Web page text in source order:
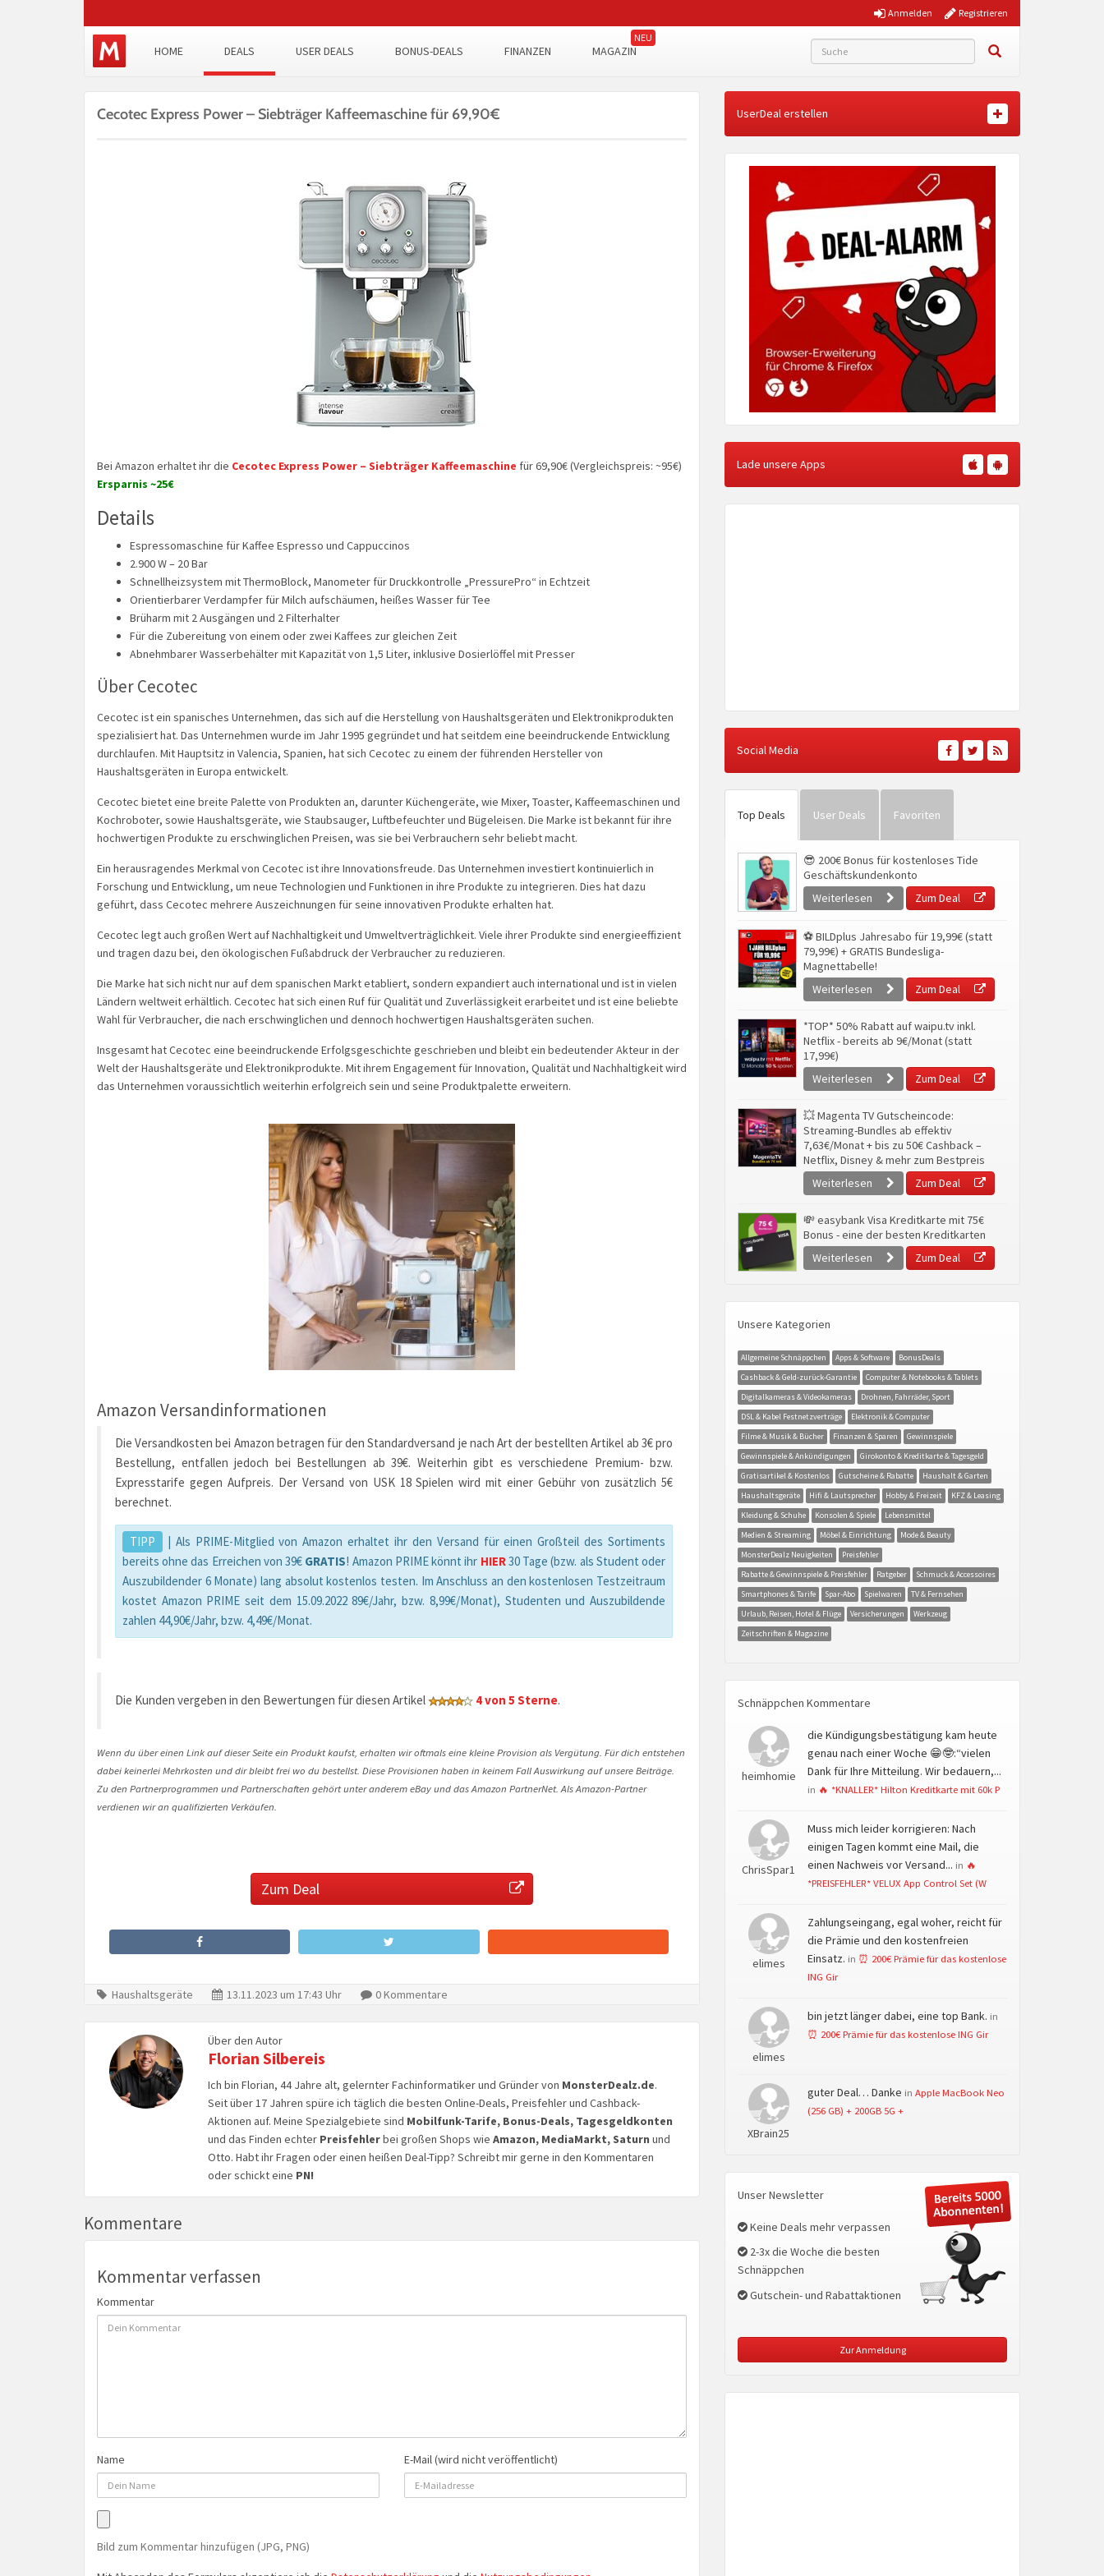
Registrieren
Anmelden
HOME DEALS USER DEALS BONUS-DEALS FINANZEN MAGAZIN
Cecotec Express Power – Siebträger Kaffeemaschine für 69,90€
Bei Amazon erhaltet ihr die Cecotec Express Power – Siebträger Kaffeemaschine für 69,90€ (Vergleichspreis: ~95€)
Ersparnis ~25€
Details
Espressomaschine für Kaffee Espresso und Cappuccinos
2.900 W – 20 Bar
Schnellheizsystem mit ThermoBlock, Manometer für Druckkontrolle „PressurePro“ in Echtzeit
Orientierbarer Verdampfer für Milch aufschäumen, heißes Wasser für Tee
Brüharm mit 2 Ausgängen und 2 Filterhalter
Für die Zubereitung von einem oder zwei Kaffees zur gleichen Zeit
Abnehmbarer Wasserbehälter mit Kapazität von 1,5 Liter, inklusive Dosierlöffel mit Presser
Über Cecotec
Cecotec ist ein spanisches Unternehmen, das sich auf die Herstellung von Haushaltsgeräten und Elektronikprodukten
spezialisiert hat. Das Unternehmen wurde im Jahr 1995 gegründet und hat seitdem eine beeindruckende Entwicklung
durchlaufen. Mit Hauptsitz in Valencia, Spanien, hat sich Cecotec zu einem der führenden Hersteller von
Haushaltsgeräten in Europa entwickelt.
Cecotec bietet eine breite Palette von Produkten an, darunter Küchengeräte, wie Mixer, Toaster, Kaffeemaschinen und
Kochroboter, sowie Haushaltsgeräte, wie Staubsauger, Luftbefeuchter und Bügeleisen. Die Marke ist bekannt für ihre
hochwertigen Produkte zu erschwinglichen Preisen, was sie bei Verbrauchern sehr beliebt macht.
Ein herausragendes Merkmal von Cecotec ist ihre Innovationsfreude. Das Unternehmen investiert kontinuierlich in
Forschung und Entwicklung, um neue Technologien und Funktionen in ihre Produkte zu integrieren. Dies hat dazu
geführt, dass Cecotec mehrere Auszeichnungen für seine innovativen Produkte erhalten hat.
Cecotec legt auch großen Wert auf Nachhaltigkeit und Umweltverträglichkeit. Viele ihrer Produkte sind energieeffizient
und tragen dazu bei, den ökologischen Fußabdruck der Verbraucher zu reduzieren.
Die Marke hat sich nicht nur auf dem spanischen Markt etabliert, sondern expandiert auch international und ist in vielen
Ländern weltweit erhältlich. Cecotec hat sich einen Ruf für Qualität und Zuverlässigkeit erarbeitet und ist eine beliebte
Wahl für Verbraucher, die nach erschwinglichen und dennoch hochwertigen Haushaltsgeräten suchen.
Insgesamt hat Cecotec eine beeindruckende Erfolgsgeschichte geschrieben und bleibt ein bedeutender Akteur in der
Welt der Haushaltsgeräte und Elektronikprodukte. Mit ihrem Engagement für Innovation, Qualität und Nachhaltigkeit wird
das Unternehmen voraussichtlich weiterhin erfolgreich sein und seine Produktpalette erweitern.
Amazon Versandinformationen
Die Versandkosten bei Amazon betragen für den Standardversand je nach Art der bestellten Artikel ab 3€ pro
Bestellung, entfallen jedoch bei Bestellungen ab 39€. Weiterhin gibt es verschiedene Premium- bzw.
Expresstarife gegen Aufpreis. Der Versand von USK 18 Spielen wird mit einer Gebühr von zusätzlich 5€
berechnet.
TIPP
| Als PRIME-Mitglied von Amazon erhaltet ihr den Versand für einen Großteil des Sortiments
bereits ohne das Erreichen von 39€ GRATIS! Amazon PRIME könnt ihr HIER30 Tage (bzw. als Student oder
Auszubildender 6 Monate) lang absolut kostenlos testen. Im Anschluss an den kostenlosen Testzeitraum
kostet Amazon PRIME seit dem 15.09.2022 89€/Jahr, bzw. 8,99€/Monat), Studenten und Auszubildende
zahlen 44,90€/Jahr, bzw. 4,49€/Monat.
Die Kunden vergeben in den Bewertungen für diesen Artikel 4 von 5 Sterne.
Wenn du über einen Link auf dieser Seite ein Produkt kaufst, erhalten wir oftmals eine kleine Provision als Vergütung. Für dich entstehen
dabei keinerlei Mehrkosten und dir bleibt frei wo du bestellst. Diese Provisionen haben in keinem Fall Auswirkung auf unsere Beiträge.
Zu den Partnerprogrammen und Partnerschaften gehört unter anderem eBay und das Amazon PartnerNet. Als Amazon-Partner
verdienen wir an qualifizierten Verkäufen.
Zum Deal
Haushaltsgeräte 13.11.2023 um 17:43 Uhr 0 Kommentare
Über den Autor
Florian Silbereis
Ich bin Florian, 44 Jahre alt, gelernter Fachinformatiker und Gründer von MonsterDealz.de.
Seit über 17 Jahren spüre ich täglich die besten Online-Deals, Preisfehler und Cashback-
Aktionen auf. Meine Spezialgebiete sind Mobilfunk-Tarife, Bonus-Deals, Tagesgeldkonten
und das Finden echterPreisfehlerbei großen Shops wie Amazon, MediaMarkt, Saturn und
Otto. Habt ihr Fragen oder einen heißen Deal-Tipp? Schreibt mir gerne in den Kommentaren
oder schickt eine PN!
Kommentare
Kommentar verfassen
Kommentar
Name E-Mail (wird nicht veröffentlicht)
Bild zum Kommentar hinzufügen (JPG, PNG)
UserDeal erstellen
Lade unsere Apps
Social Media
Top Deals User Deals Favoriten
😎 200€ Bonus für kostenloses Tide
Geschäftskundenkonto
Weiterlesen
Zum Deal
⚽ BILDplus Jahresabo für 19,99€ (statt
79,99€) + GRATIS Bundesliga-
Magnettabelle!
Weiterlesen
Zum Deal
*TOP* 50% Rabatt auf waipu.tv inkl.
Netflix - bereits ab 9€/Monat (statt
17,99€)
Weiterlesen
Zum Deal
💥 Magenta TV Gutscheincode:
Streaming-Bundles ab effektiv
7,63€/Monat + bis zu 50€ Cashback –
Netflix, Disney & mehr zum Bestpreis
Weiterlesen
Zum Deal
💸 easybank Visa Kreditkarte mit 75€
Bonus - eine der besten Kreditkarten
Weiterlesen
Zum Deal
Unsere Kategorien
Allgemeine Schnäppchen Apps & Software
BonusDeals
Cashback & Geld-zurück-Garantie
Computer & Notebooks & Tablets
Digitalkameras & Videokameras
Drohnen, Fahrräder, Sport
DSL & Kabel Festnetzverträge
Elektronik & Computer
Filme & Musik & Bücher
Finanzen & Sparen
Gewinnspiele
Gewinnspiele & Ankündigungen
Girokonto & Kreditkarte & Tagesgeld
Gratisartikel & Kostenlos
Gutscheine & Rabatte
Haushalt & Garten
Haushaltsgeräte
Hifi & Lautsprecher Hobby & Freizeit
KFZ & Leasing
Kleidung & Schuhe
Konsolen & Spiele
Lebensmittel
Medien & Streaming
Möbel & Einrichtung
Mode & Beauty
MonsterDealz Neuigkeiten
Preisfehler
Rabatte & Gewinnspiele & Preisfehler
Ratgeber
Schmuck & Accessoires
Smartphones & Tarife
Spar-Abo Spielwaren
TV & Fernsehen
Urlaub, Reisen, Hotel & Flüge
Versicherungen
Werkzeug
Zeitschriften & Magazine
Schnäppchen Kommentare
heimhomie
die Kündigungsbestätigung kam heute
genau nach einer Woche 😁🤓:“vielen
Dank für Ihre Mitteilung. Wir bedauern,...
in 🔥 *KNALLER* Hilton Kreditkarte mit 60k P
ChrisSpar1
Muss mich leider korrigieren: Nach
einigen Tagen kommt eine Mail, die
einen Nachweis vor Versand... in 🔥
*PREISFEHLER* VELUX App Control Set (W
elimes
Zahlungseingang, egal woher, reicht für
die Prämie und den kostenfreien
Einsatz. in ⏰ 200€ Prämie für das kostenlose
ING Gir
elimes
bin jetzt länger dabei, eine top Bank. in
⏰ 200€ Prämie für das kostenlose ING Gir
XBrain25
guter Deal… Danke in Apple MacBook Neo
(256 GB) + 200GB 5G +
Unser Newsletter
Keine Deals mehr verpassen
2-3x die Woche die besten
Schnäppchen
Gutschein- und Rabattaktionen
Zur Anmeldung